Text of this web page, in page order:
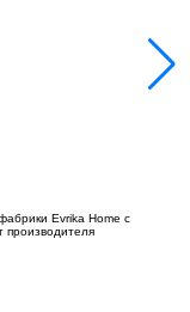
Evrika Home c
производителя